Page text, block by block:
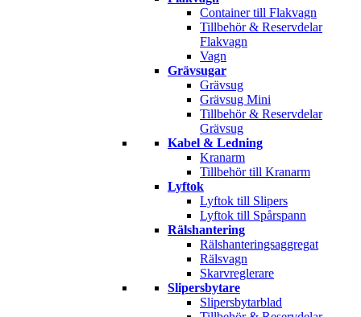
Container till Flakvagn
Tillbehör & Reservdelar
Flakvagn
Vagn
Grävsugar
Grävsug
Grävsug Mini
Tillbehör & Reservdelar
Grävsug
Kabel & Ledning
Kranarm
Tillbehör till Kranarm
Lyftok
Lyftok till Slipers
Lyftok till Spårspann
Rälshantering
Rälshanteringsaggregat
Rälsvagn
Skarvreglerare
Slipersbytare
Slipersbytarblad